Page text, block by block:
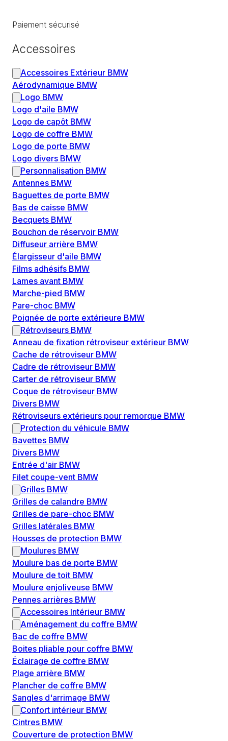
Paiement sécurisé
Accessoires
Accessoires Extérieur BMW
Aérodynamique BMW
Logo BMW
Logo d'aile BMW
Logo de capôt BMW
Logo de coffre BMW
Logo de porte BMW
Logo divers BMW
Personnalisation BMW
Antennes BMW
Baguettes de porte BMW
Bas de caisse BMW
Becquets BMW
Bouchon de réservoir BMW
Diffuseur arrière BMW
Élargisseur d'aile BMW
Films adhésifs BMW
Lames avant BMW
Marche-pied BMW
Pare-choc BMW
Poignée de porte extérieure BMW
Rétroviseurs BMW
Anneau de fixation rétroviseur extérieur BMW
Cache de rétroviseur BMW
Cadre de rétroviseur BMW
Carter de rétroviseur BMW
Coque de rétroviseur BMW
Divers BMW
Rétroviseurs extérieurs pour remorque BMW
Protection du véhicule BMW
Bavettes BMW
Divers BMW
Entrée d'air BMW
Filet coupe-vent BMW
Grilles BMW
Grilles de calandre BMW
Grilles de pare-choc BMW
Grilles latérales BMW
Housses de protection BMW
Moulures BMW
Moulure bas de porte BMW
Moulure de toit BMW
Moulure enjoliveuse BMW
Pennes arrières BMW
Accessoires Intérieur BMW
Aménagement du coffre BMW
Bac de coffre BMW
Boites pliable pour coffre BMW
Éclairage de coffre BMW
Plage arrière BMW
Plancher de coffre BMW
Sangles d'arrimage BMW
Confort intérieur BMW
Cintres BMW
Couverture de protection BMW